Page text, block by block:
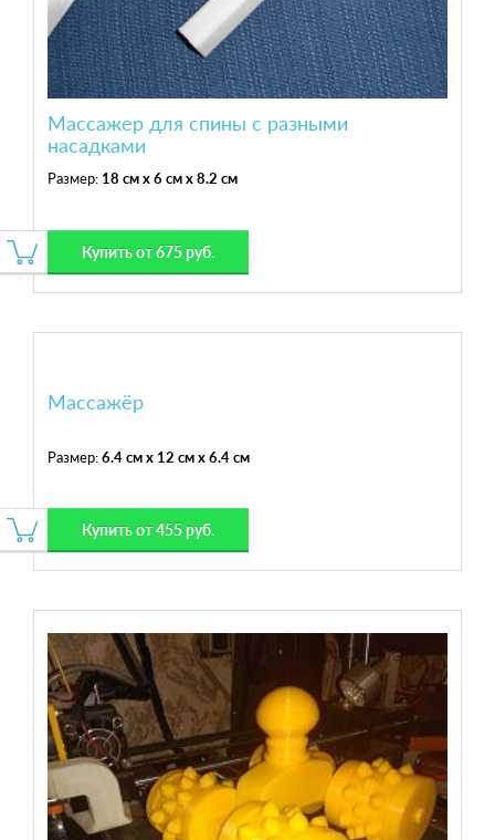
Массажер для спины с разными
насадками
Размер: 18 см x 6 см x 8.2 см
Купить от 675 руб.
Массажёр
Размер:6.4 см x 12 см x 6.4 см
Купить от 455 руб.